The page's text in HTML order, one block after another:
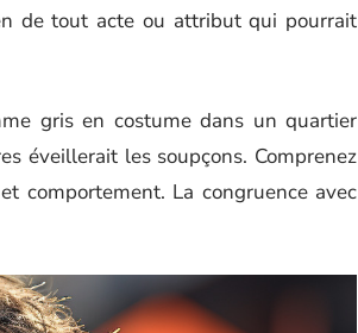
de tout acte ou attribut qui pourrait
gris en costume dans un quartier
éveillerait les soupçons. Comprenez
comportement. La congruence avec